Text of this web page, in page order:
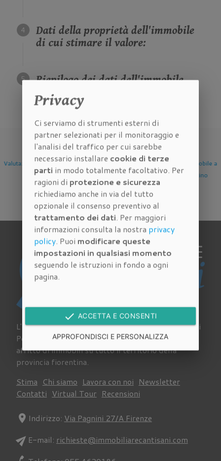
Dati della proprietà dell'immobile
di cui stimare il valore:
Riepilogo dei dati dell'immobile
di cui stimare il valore:
Valutazione Immobile a
Firenze
Valutazione Immobile a
Scandicci
Valutazione Immobile a
Sesto Fiorentino
L'Agenzia Immobiliare Cantisani a Tavarnelle Val Di
Pesa si occupa da sempre di acquisto, vendita e
affitto di immobili su tutto il territorio della
provincia fiorentina.
Stima Chi siamo Lavora con noi Newsletter
Contatti Virtual Tour Recensioni
location_on Indirizzo: Via Pagnini 27/A Firenze
sendE-mail: richieste@immobiliarecantisani.com
Privacy
Ci serviamo di strumenti esterni di
partner selezionati per il monitoraggio e
l'analisi del traffico per cui sarebbe
necessario installare cookie di terze
parti in modo totalmente facoltativo. Per
ragioni di protezione e sicurezza
richiediamo anche in via del tutto
opzionale il consenso preventivo al
trattamento dei dati. Per maggiori
informazioni consulta la nostra privacy
policy. Puoi modificare queste
impostazioni in qualsiasi momento
seguendo le istruzioni in fondo a ogni
pagina.
done ACCETTA E CONSENTI
APPROFONDISCI E PERSONALIZZA